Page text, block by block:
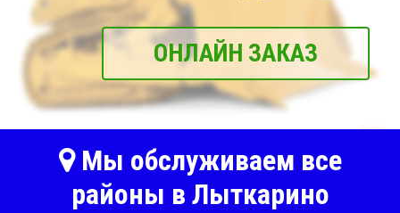
ОНЛАЙН ЗАКАЗ
Мы обслуживаем все
районы в Лыткарино